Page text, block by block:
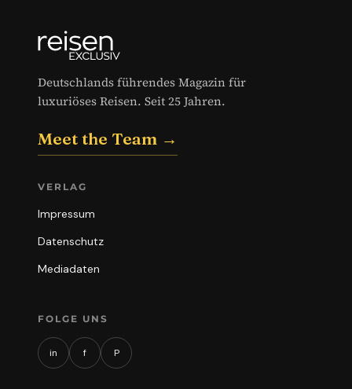
Deutschlands führendes Magazin für
luxuriöses Reisen. Seit 25 Jahren.
Meet the Team →
VERLAG
Impressum
Datenschutz
Mediadaten
FOLGE UNS
in f P